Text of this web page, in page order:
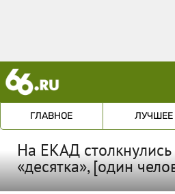
ГЛАВНОЕ ЛУЧШЕЕ
На ЕКАД
«десятка», [один